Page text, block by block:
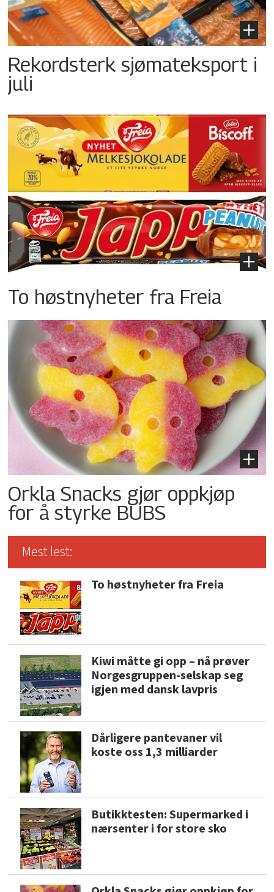
Rekordsterk sjømateksport i
juli
To høstnyheter fra Freia
Orkla Snacks gjør oppkjøp
for å styrke BUBS
Mest lest:
To høstnyheter fra Freia
Kiwi måtte gi opp – nå prøver
Norgesgruppen-selskap seg
igjen med dansk lavpris
Dårligere pantevaner vil
koste oss 1,3 milliarder
Butikktesten: Supermarked i
nærsenter i for store sko